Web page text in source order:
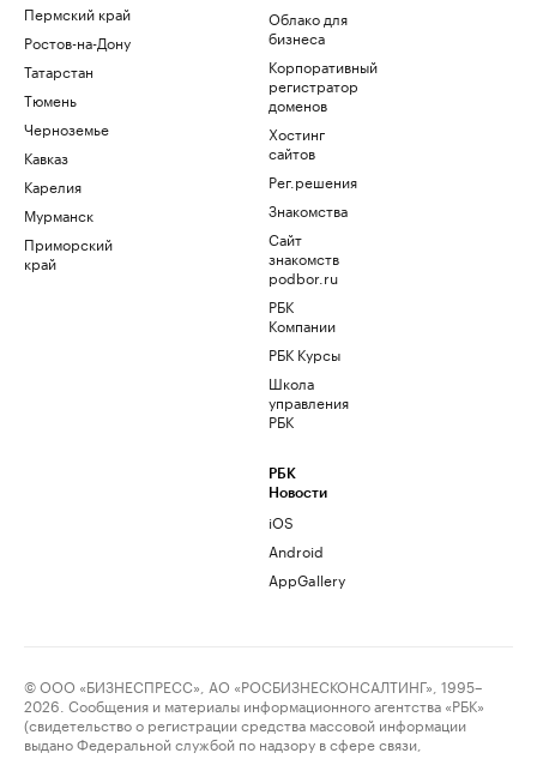
Пермский край
Ростов-на-Дону
Татарстан
Тюмень
Черноземье
Кавказ
Карелия
Мурманск
Приморский
край
Облако для
бизнеса
Корпоративный
регистратор
доменов
Хостинг
сайтов
Рег.решения
Знакомства
Сайт
знакомств
podbor.ru
РБК
Компании
РБК Курсы
Школа
управления
РБК
РБК
Новости
iOS
Android
AppGallery
© ООО «БИЗНЕСПРЕСС», АО «РОСБИЗНЕСКОНСАЛТИНГ», 1995–
2026. Сообщения и материалы информационного агентства «РБК»
(свидетельство о регистрации средства массовой информации
выдано Федеральной службой по надзору в сфере связи,